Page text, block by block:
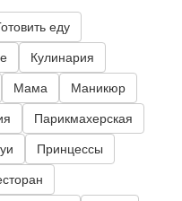
еду
Кулинария
Мама Маникюр
Парикмахерская
Принцессы